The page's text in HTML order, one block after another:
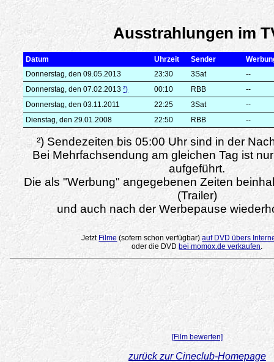
Ausstrahlungen im
Datum Uhrzeit Sender
Donnerstag, den 09.05.2013
23:30 3Sat
--
Donnerstag, den 07.02.2013²) 00:10 RBB
--
Donnerstag, den 03.11.2011
22:25 3Sat
--
Dienstag, den 29.01.2008
22:50 RBB --
²) Sendezeiten bis 05:00 Uhr sind in der
Bei Mehrfachsendung am gleichen Tag ist
aufgeführt.
Die als "Werbung" angegebenen Zeiten
(Trailer)
und auch nach der Werbepause
Jetzt Filme (sofern schon verfügbar)auf DVD übers
oder die DVD bei momox.de verkaufen.
[Film bewerten]
zurück zur Cineclub-Homepage